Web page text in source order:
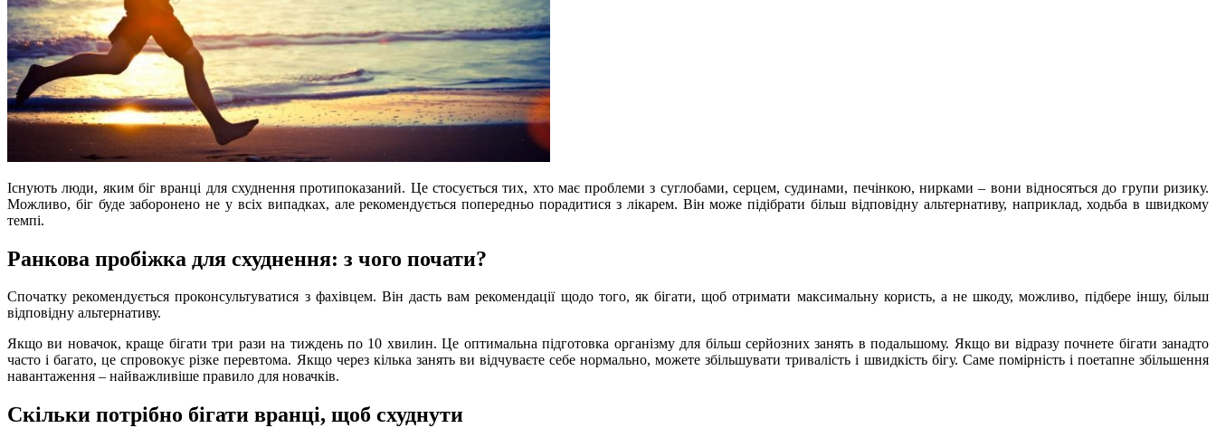
Існують люди, яким біг вранці для схуднення протипоказаний. Це стосується тих, хто має проблеми з суглобами, серцем, судинами, печінкою, нирками – вони відносяться до групи ризику.
Можливо, біг буде заборонено не у всіх випадках, але рекомендується попередньо порадитися з лікарем. Він може підібрати більш відповідну альтернативу, наприклад, ходьба в швидкому
темпі.
Ранкова пробіжка для схуднення: з чого почати?
Спочатку рекомендується проконсультуватися з фахівцем. Він дасть вам рекомендації щодо того, як бігати, щоб отримати максимальну користь, а не шкоду, можливо, підбере іншу, більш
відповідну альтернативу.
Якщо ви новачок, краще бігати три рази на тиждень по 10 хвилин. Це оптимальна підготовка організму для більш серйозних занять в подальшому. Якщо ви відразу почнете бігати занадто
часто і багато, це спровокує різке перевтома. Якщо через кілька занять ви відчуваєте себе нормально, можете збільшувати тривалість і швидкість бігу. Саме помірність і поетапне збільшення
навантаження – найважливіше правило для новачків.
Скільки потрібно бігати вранці, щоб схуднути